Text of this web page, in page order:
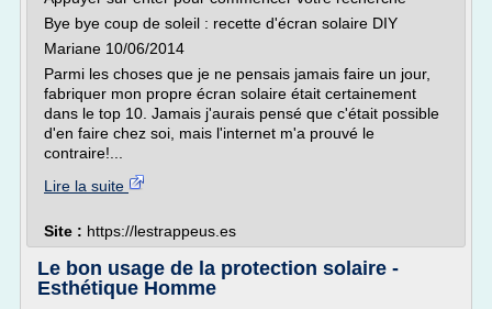
Bye bye coup de soleil : recette d'écran solaire DIY
Mariane 10/06/2014
Parmi les choses que je ne pensais jamais faire un jour,
fabriquer mon propre écran solaire était certainement
dans le top 10. Jamais j'aurais pensé que c'était possible
d'en faire chez soi, mais l'internet m'a prouvé le
contraire!...
Lire la suite
Site : https://lestrappeus.es
Le bon usage de la protection solaire -
Esthétique Homme